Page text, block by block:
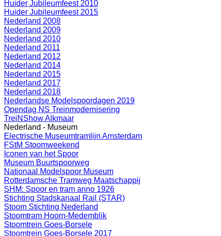
Huider Jubileumfeest 2010
Huider Jubileumfeest 2015
Nederland 2008
Nederland 2009
Nederland 2010
Nederland 2011
Nederland 2012
Nederland 2014
Nederland 2015
Nederland 2017
Nederland 2018
Nederlandse Modelspoordagen 2019
Opendag NS Treinmodernisering
TreiNShow Alkmaar
Nederland - Museum
Electrische Museumtramlijn Amsterdam
FStM Stoomweekend
Iconen van het Spoor
Museum Buurtspoorweg
Nationaal Modelspoor Museum
Rotterdamsche Tramweg Maatschappij
SHM: Spoor en tram anno 1926
Stichting Stadskanaal Rail (STAR)
Stoom Stichting Nederland
Stoomtram Hoorn-Medemblik
Stoomtrein Goes-Borsele
Stoomtrein Goes-Borsele 2017